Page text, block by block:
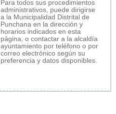
Para todos sus procedimientos
administrativos, puede dirigirse
a la Municipalidad Distrital de
Punchana en la dirección y
horarios indicados en esta
página, o contactar a la alcaldía
ayuntamiento por teléfono o por
correo electrónico según su
preferencia y datos disponibles.